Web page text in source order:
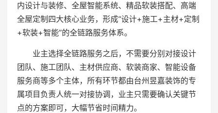
内设计与装修、全屋智能系统、精品软装搭配、高端
全屋定制四大核心业务，形成“设计+施工+主材+定制
+软装+智能”的全链路服务体系。
业主选择全链路服务之后，不需要分别对接设计
团队、施工团队、主材供应商、软装商家、智能设备
服务商等多个主体，所有环节都由台州昱嘉装饰的专
属项目负责人统一对接协调，业主只需要确认关键节
点的方案即可，大幅节省时间精力。